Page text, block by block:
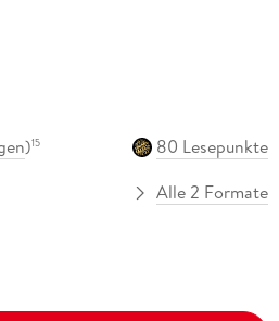
)15
80 Lesepunkte
Alle 2 Formate